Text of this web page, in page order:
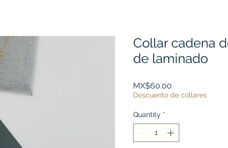
Collar cadena
de laminado
MX$60.00
Descuento de collares
Quantity *